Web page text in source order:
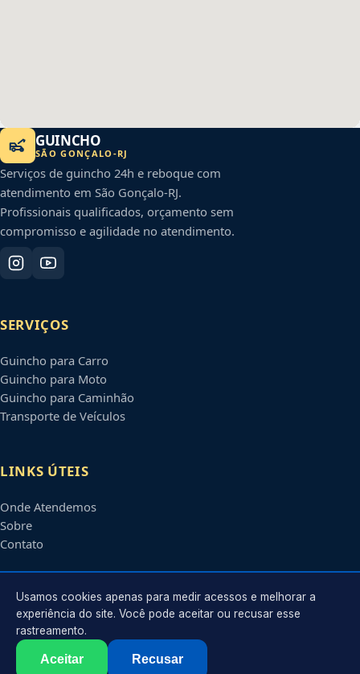
GUINCHO
SÃO GONÇALO -RJ
Serviços de guincho 24h e reboque com
atendimento em São Gonçalo-RJ.
Profissionais qualificados, orçamento sem
compromisso e agilidade no atendimento.
SERVIÇOS
Guincho para Carro
Guincho para Moto
Guincho para Caminhão
Transporte de Veículos
LINKS ÚTEIS
Onde Atendemos
Sobre
Contato
CONTATO
Atendimento em
contato@guinchoemsaogoncalo.com.br
Usamos cookies apenas para medir acessos e melhorar a
experiência do site. Você pode aceitar ou recusar esse
rastreamento.
Aceitar Recusar